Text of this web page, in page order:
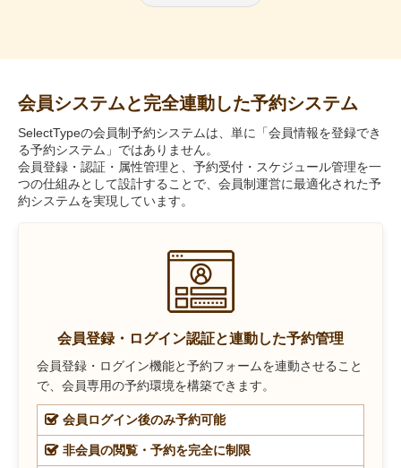
会員システムと完全連動した予約システム
SelectTypeの会員制予約システムは、単に「会員情報を登録でき
る予約システム」ではありません。
会員登録・認証・属性管理と、予約受付・スケジュール管理を一
つの仕組みとして設計することで、会員制運営に最適化された予
約システムを実現しています。
会員登録・ログイン認証と連動した予約管理
会員登録・ログイン機能と予約フォームを連動させること
で、会員専用の予約環境を構築できます。
会員ログイン後のみ予約可能
非会員の閲覧・予約を完全に制限